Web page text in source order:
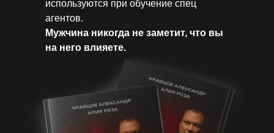
используются при обучение спец
агентов.
Мужчина никогда не заметит, что вы
на него влияете.